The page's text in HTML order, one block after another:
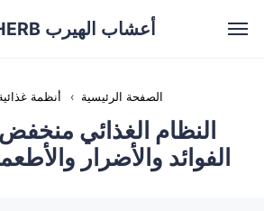
أعشاب الهيرب ALHERB
الصفحة الرئيسية › أنظمة
النظام الغذائي منخفض
الفوائد والأضرار